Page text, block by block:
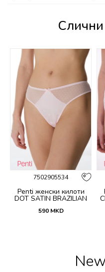
7502905534
Penti женски килоти
DOT SATIN BRAZILIAN
590 MKD